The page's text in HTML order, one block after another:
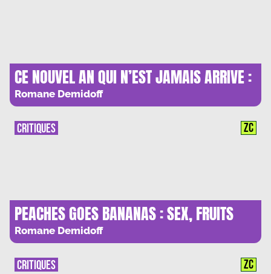
CE NOUVEL AN QUI N’EST JAMAIS ARRIVE :
DICTATEUR SOUS LE SAPIN
Romane Demidoff
PEACHES GOES BANANAS : SEX, FRUITS
AND ROCK’N’ROLL
Romane Demidoff
CRITIQUES ZC
CRITIQUES ZC